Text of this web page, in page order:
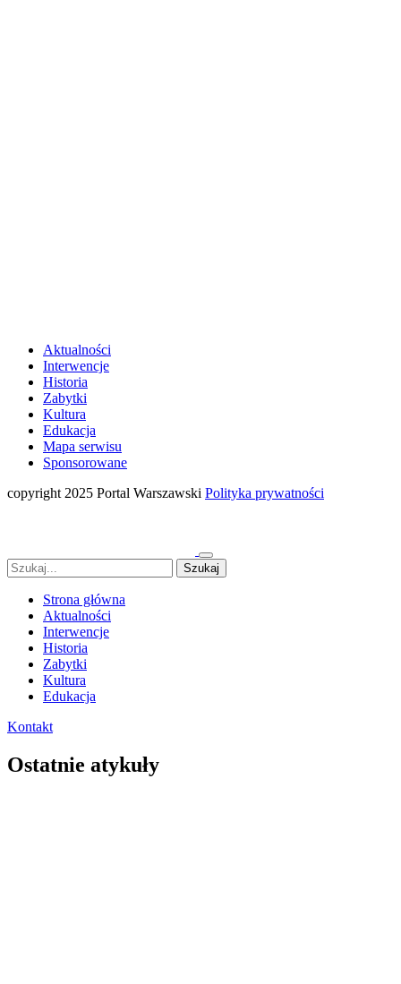
Aktualności
Interwencje
Historia
Zabytki
Kultura
Edukacja
Mapa serwisu
Sponsorowane
copyright 2025 Portal Warszawski Polityka prywatności
Strona główna
Aktualności
Interwencje
Historia
Zabytki
Kultura
Edukacja
Kontakt
Ostatnie atykuły